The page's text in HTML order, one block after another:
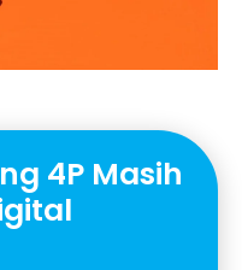
4P Masih